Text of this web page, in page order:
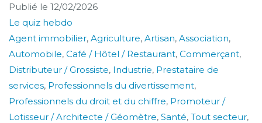
Publié le 12/02/2026
Le quiz hebdo
Agent immobilier, Agriculture, Artisan, Association,
Automobile, Café / Hôtel / Restaurant, Commerçant,
Distributeur / Grossiste, Industrie, Prestataire de
services, Professionnels du divertissement,
Professionnels du droit et du chiffre, Promoteur /
Lotisseur / Architecte / Géomètre, Santé, Tout secteur,